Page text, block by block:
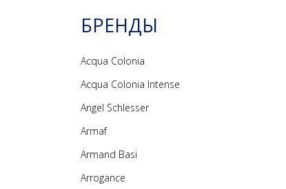
БРЕНДЫ
Acqua Colonia
Acqua Colonia Intense
Angel Schlesser
Armaf
Armand Basi
Arrogance